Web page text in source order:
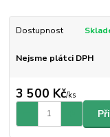
Dostupnost
Nejsme plátci DPH
3 500 Kč/ks